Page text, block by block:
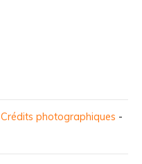
Crédits photographiques -